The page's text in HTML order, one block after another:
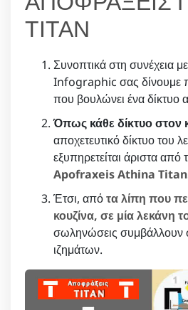
ΤΙΤΑΝ
Συνοπτικά στη συνέχεια
Infographic σας δίνουμε
που βουλώνει ένα δίκτυο
Όπως κάθε δίκτυο στον
αποχετευτικό δίκτυο του
εξυπηρετείται άριστα από
Apofraxeis Athina
Έτσι, απότα λίπη που
κουζίνα, σε μία λεκάνη
σωληνώσεις συμβάλλουν
ιζημάτων.